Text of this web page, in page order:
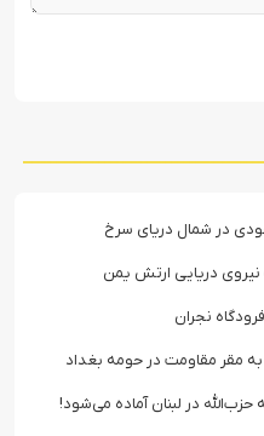
در شمال دریای سرخ
دریایی ارتش یمن
نجران
به مقر مقاومت در حومه بغداد
حزب‌الله در لبنان آماده می‌شود!